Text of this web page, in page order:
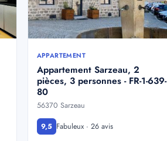
APPARTEMENT
Appartement Sarzeau, 2
pièces, 3 personnes - FR-1-639-
80
56370 Sarzeau
9,5 Fabuleux · 26 avis